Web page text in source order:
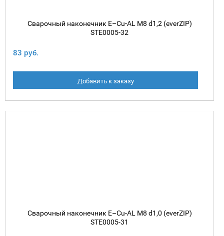
Сварочный наконечник E–Cu-AL М8 d1,2 (everZIP)
STE0005-32
83 руб.
Добавить к заказу
Сварочный наконечник E–Cu-AL М8 d1,0 (everZIP)
STE0005-31